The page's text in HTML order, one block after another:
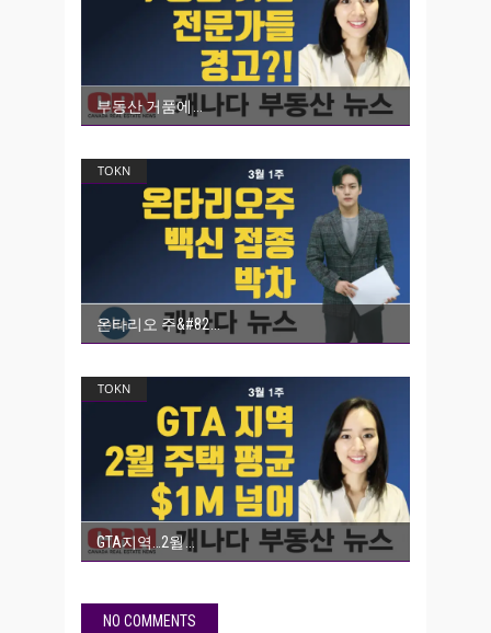
부동산 거품에
TOKN
온타리오 주&#82
TOKN
GTA지역…2월
NO COMMENTS